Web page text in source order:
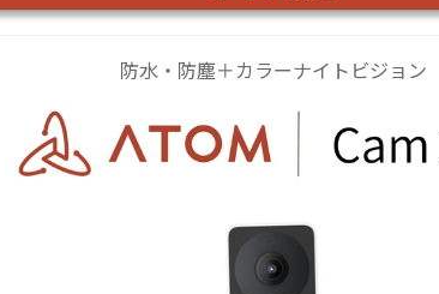
防水・防塵＋カラーナイトビジョン